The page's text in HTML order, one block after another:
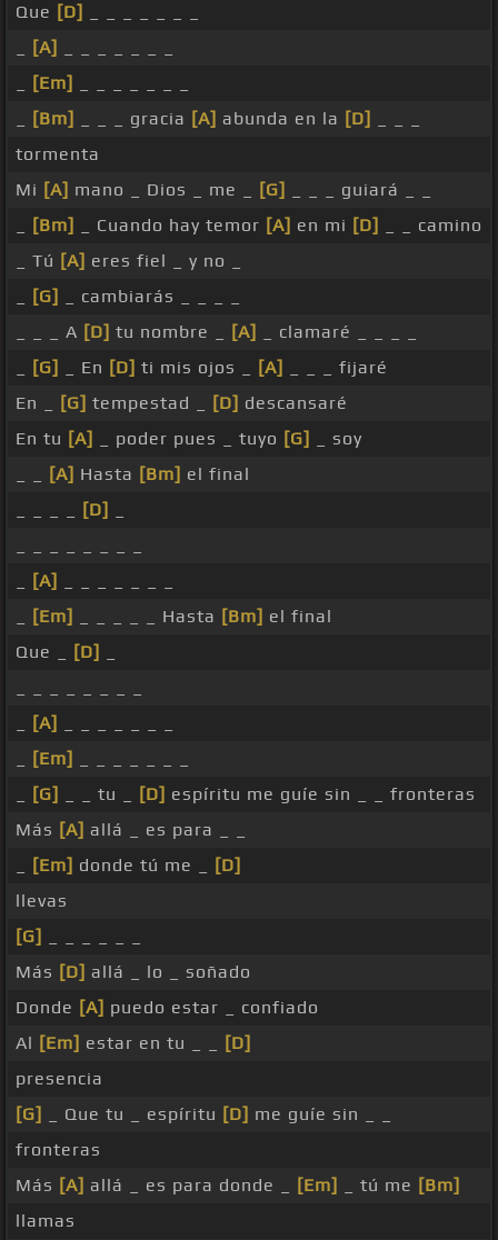
Que [D]
[A]
[Em]
[Bm] _ _ _ gracia [A] abunda en la [D]
tormenta
Mi [A] mano _ Dios _ me _ [G]
_ _ _ guiará _ _
[Bm] _ Cuando hay temor [A] en mi [D]
_ _ camino
_ Tú [A] eres fiel _ y no _
[G]
_ cambiarás _ _ _ _
_ _ _ A [D] tu nombre _ [A]
_ clamaré _ _ _ _
[G] _ En [D] ti mis ojos _ [A]
_ _ _ fijaré
En _
[G] tempestad _ [D] descansaré
En tu [A] _ poder pues _ tuyo [G]
_ soy
[A] Hasta [Bm] el final
[D]
[A]
[Em] _ _ _ _ _ Hasta [Bm] el final
Que _
[D]
[A]
[Em]
[G] _ _ tu _ [D] espíritu me guíe sin _ _ fronteras
Más [A] allá _ es para _ _
[Em] donde tú me _
[D]
llevas
[G]
Más [D] allá _ lo _ soñado
Donde [A] puedo estar _ confiado
Al [Em] estar en tu _ _
[D]
presencia
[G]
_ Que tu _ espíritu [D] me guíe sin _ _
fronteras
Más [A] allá _ es para donde _ [Em] _ tú me [Bm]
llamas